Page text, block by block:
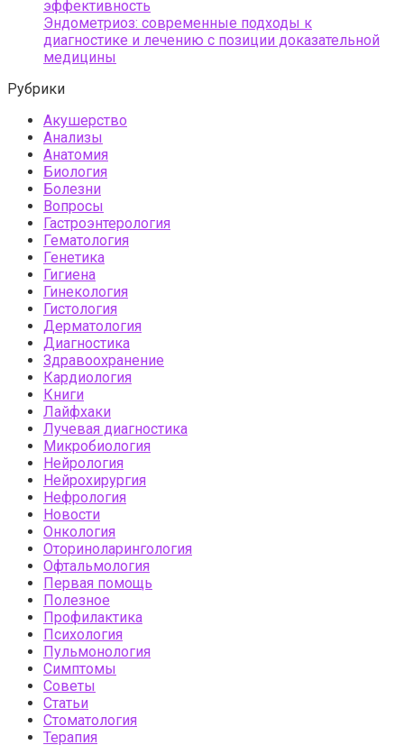
эффективность
Эндометриоз: современные подходы к
диагностике и лечению с позиции доказательной
медицины
Рубрики
Акушерство
Анализы
Анатомия
Биология
Болезни
Вопросы
Гастроэнтерология
Гематология
Генетика
Гигиена
Гинекология
Гистология
Дерматология
Диагностика
Здравоохранение
Кардиология
Книги
Лайфхаки
Лучевая диагностика
Микробиология
Нейрология
Нейрохирургия
Нефрология
Новости
Онкология
Оториноларингология
Офтальмология
Первая помощь
Полезное
Профилактика
Психология
Пульмонология
Симптомы
Советы
Статьи
Стоматология
Терапия